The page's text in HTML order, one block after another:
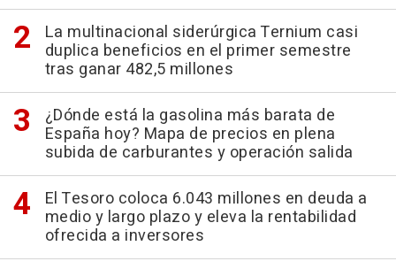
La multinacional siderúrgica Ternium casi
duplica beneficios en el primer semestre
tras ganar 482,5 millones
¿Dónde está la gasolina más barata de
España hoy? Mapa de precios en plena
subida de carburantes y operación salida
El Tesoro coloca 6.043 millones en deuda a
medio y largo plazo y eleva la rentabilidad
ofrecida a inversores